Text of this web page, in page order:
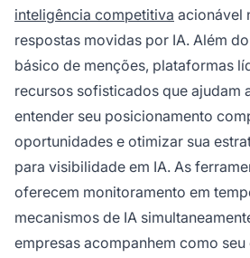
inteligência competitiva acionável
respostas movidas por IA. Além
básico de menções, plataformas
recursos sofisticados que ajudam
entender seu posicionamento
oportunidades e otimizar sua
para visibilidade em IA. As
oferecem monitoramento em
mecanismos de IA
empresas acompanhem como